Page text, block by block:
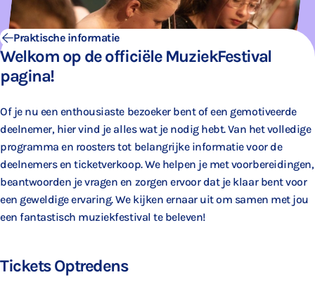
Praktische informatie
Welkom op de officiële MuziekFestival
pagina!
Of je nu een enthousiaste bezoeker bent of een gemotiveerde
deelnemer, hier vind je alles wat je nodig hebt. Van het volledige
programma en roosters tot belangrijke informatie voor de
deelnemers en ticketverkoop. We helpen je met voorbereidingen,
beantwoorden je vragen en zorgen ervoor dat je klaar bent voor
een geweldige ervaring. We kijken ernaar uit om samen met jou
een fantastisch muziekfestival te beleven!
Tickets Optredens